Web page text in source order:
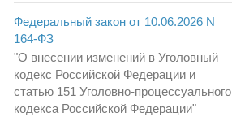
Федеральный закон от 10.06.2026 N
164-ФЗ
"О внесении изменений в Уголовный
кодекс Российской Федерации и
статью 151 Уголовно-процессуального
кодекса Российской Федерации"